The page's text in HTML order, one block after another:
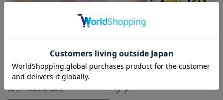
＜授乳・マタニティインナ
ー＞【LL・3L】産前産後
ずっと使える！レースお腹
【589513】
価格: ¥1,210(税込)
臭パッド付き！整体ショー
ツ・凛 2枚までメール便可
はくだけ骨盤底筋トレーニ
ング 軽いモレも安心！も
ッド